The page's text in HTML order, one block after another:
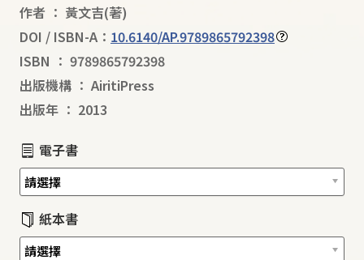
作者 ： 黃文吉(著)
DOI / ISBN-A： 10.6140/AP.9789865792398
ISBN ： 9789865792398
出版機構 ： AiritiPress
出版年 ： 2013
電子書
紙本書